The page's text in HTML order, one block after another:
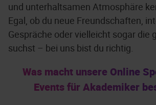
und unterhaltsamen Atmosphäre
Egal, ob du neue Freundschaften,
Gespräche oder vielleicht sogar die
suchst – bei uns bist du richtig.
Was macht unsere Online
Events für Akademiker